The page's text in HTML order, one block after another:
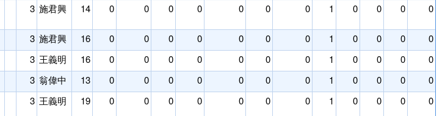
3 施君興 14 0 0 0 0 0 0 0 1 0 0 0 0
3 施君興 16 0 0 0 0 0 0 0 1 0 0 0 0
3 王義明 16 0 0 0 0 0 0 0 1 0 0 0 0
3 翁偉中 13 0 0 0 0 0 0 0 1 0 0 0 0
3 王義明 19 0 0 0 0 0 0 0 1 0 0 0 0